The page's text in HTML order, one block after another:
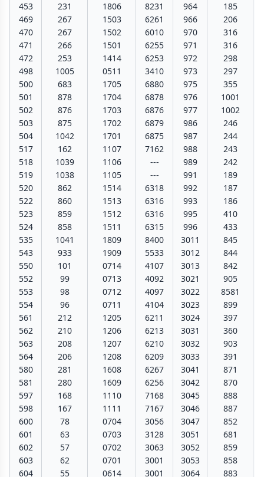
453
469
470
471
472
498
500
501
502
503
504
517
518
519
520
522
523
524
535
543
550
552
553
554
561
562
563
564
580
581
597
598
600
601
602
603
604
231
267
267
266
253
1005
683
878
876
875
1042
162
1039
1038
862
860
859
858
1041
933
101
99
98
96
212
210
208
206
281
280
168
167
78
63
57
62
55
1806
1503
1502
1501
1414
0511
1705
1704
1703
1702
1701
1107
1106
1105
1514
1513
1512
1511
1809
1909
0714
0713
0712
0711
1205
1206
1207
1208
1608
1609
1110
1111
0704
0703
0702
0701
0614
8231
6261
6010
6255
6253
3410
6880
6878
6876
6879
6875
7162
---
---
6318
6316
6316
6315
8400
5533
4107
4092
4097
4104
6211
6213
6210
6209
6267
6256
7168
7167
3056
3128
3063
3001
3001
964
966
970
971
972
973
975
976
977
986
987
988
989
991
992
993
995
996
3011
3012
3013
3021
3022
3023
3024
3031
3032
3033
3041
3042
3045
3046
3047
3051
3052
3053
3064
185
206
316
316
298
297
355
1001
1002
246
244
243
242
189
187
186
410
433
845
844
842
905
8581
899
397
360
903
391
871
870
888
887
852
681
859
858
883